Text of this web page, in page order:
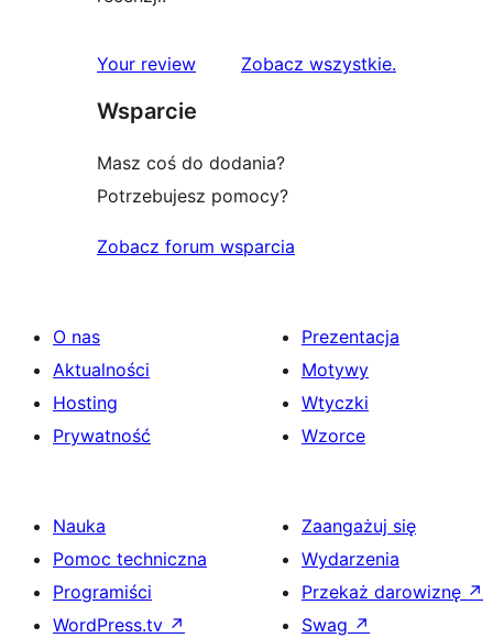
Your review Zobacz wszystkierecenzje
.
Wsparcie
Masz coś do dodania?
Potrzebujesz pomocy?
Zobacz forum wsparcia
O nas
Aktualności
Hosting
Prywatność
Prezentacja
Motywy
Wtyczki
Wzorce
Nauka
Pomoc techniczna
Programiści
WordPress.tv ↗
Zaangażuj się
Wydarzenia
Przekaż darowiznę ↗
Swag ↗